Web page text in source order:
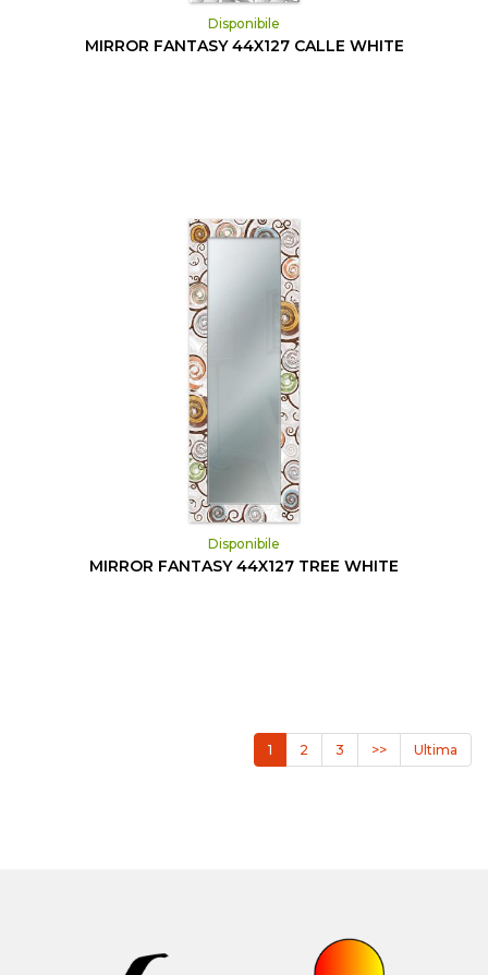
Disponibile
MIRROR FANTASY 44X127 CALLE WHITE
Disponibile
MIRROR FANTASY 44X127 TREE WHITE
1 2 3 >> Ultima